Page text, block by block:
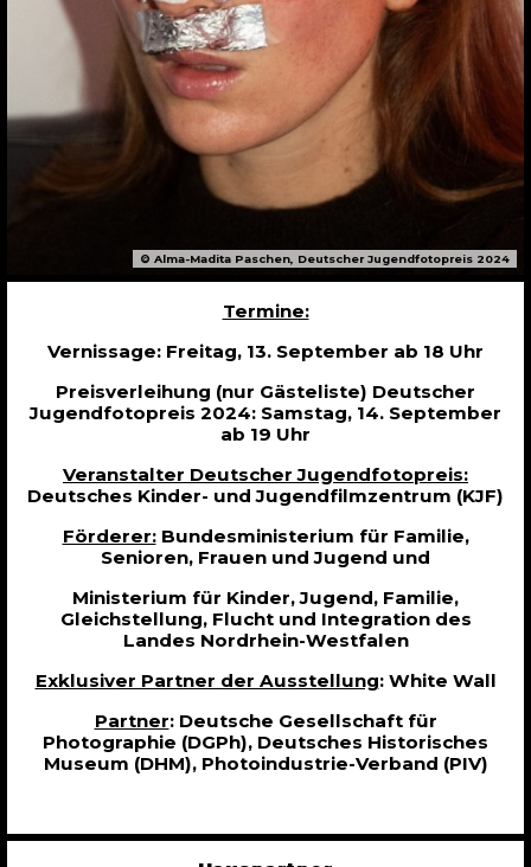
© Alma-Madita Paschen, Deutscher Jugendfotopreis 2024
Termine:
Vernissage: Freitag, 13. September ab 18 Uhr
Preisverleihung (nur Gästeliste) Deutscher
Jugendfotopreis 2024: Samstag, 14. September
ab 19 Uhr
Veranstalter Deutscher Jugendfotopreis:
Deutsches Kinder- und Jugendfilmzentrum (KJF)
Förderer:Bundesministerium für Familie,
Senioren, Frauen und Jugend und
Ministerium für Kinder, Jugend, Familie,
Gleichstellung, Flucht und Integration des
Landes Nordrhein-Westfalen
Exklusiver Partner der Ausstellung: White Wall
Partner: Deutsche Gesellschaft für
Photographie (DGPh), Deutsches Historisches
Museum (DHM), Photoindustrie-Verband (PIV)